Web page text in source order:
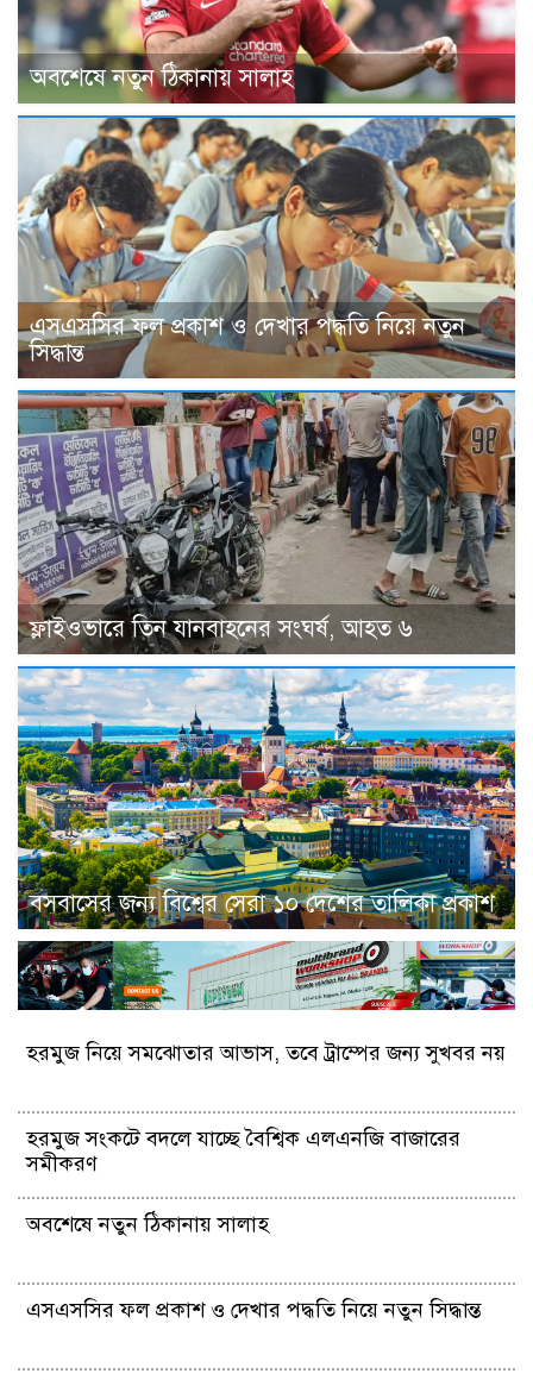
অবশেষে নতুন ঠিকানায় সালাহ
এসএসসির ফল প্রকাশ ও দেখার পদ্ধতি নিয়ে নতুন
সিদ্ধান্ত
ফ্লাইওভারে তিন যানবাহনের সংঘর্ষ, আহত ৬
বসবাসের জন্য বিশ্বের সেরা ১০ দেশের তালিকা প্রকাশ
হরমুজ নিয়ে সমঝোতার আভাস, তবে ট্রাম্পের জন্য সুখবর নয়
হরমুজ সংকটে বদলে যাচ্ছে বৈশ্বিক এলএনজি বাজারের
সমীকরণ
অবশেষে নতুন ঠিকানায় সালাহ
এসএসসির ফল প্রকাশ ও দেখার পদ্ধতি নিয়ে নতুন সিদ্ধান্ত